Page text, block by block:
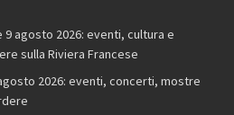
9 agosto 2026: eventi, cultura e
sulla Riviera Francese
2026: eventi, concerti, mostre